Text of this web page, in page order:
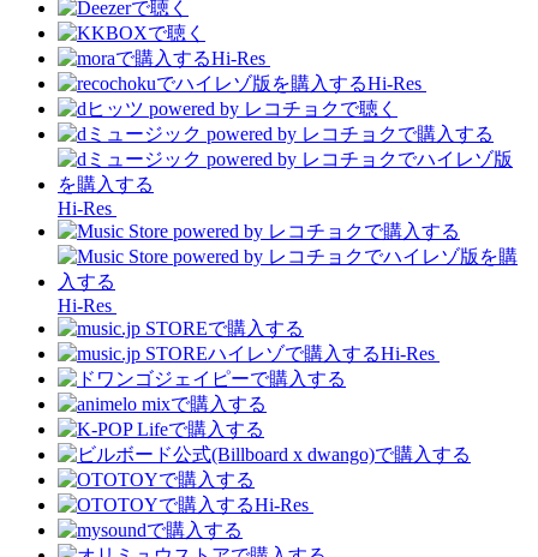
Hi-Res
Hi-Res
Hi-Res
Hi-Res
Hi-Res
Hi-Res